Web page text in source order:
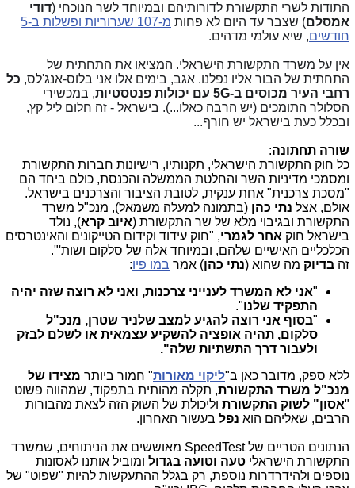
התודות לשרי התקשורת לדורותיהם ובמיוחד לשר הנוכחי ( דודי
אמסלם) שצבר עד היום לא פחות
מ-107 שערוריות ופשלות ב-5
חודשים, שיא עולמי מדהים.
אין על משרד התקשורת הישראלי. המציאו את התחתית של
התחתית של הבור אליו נפלנו. אגב, בימים אלו אני בלוס-אנג'לס,כל
רחבי העיר מכוסים ב-5G עם יכולות פנטסטיות
, במכשירי
הסלולר התומכים (יש הרבה כאלו...). בישראל - זה חלום ליל קץ,
ובכלל כעת בישראל יש חורף...
שורה תחתונה:
כל חוק התקשורת הישראלי, תקנותיו, רישיונות חברות התקשורת
ומסמכי מדיניות השר והחלטת הממשלה והכנסת, כולם ביחד הם
"מסכת צרכנית" אחת ענקית, לטובת הציבור והצרכנים בישראל.
אולם, אצלנתי כהן(בתמונה למעלה משמאל), מנכ"ל משרד
התקשורת ובגיבוי מלא של שר התקשורת ( איוב קרא), נולד
בישראל חוקאחר לגמרי, "חוק עידוד וקידום הטייקונים והאינטרסים
הכלכליים האישיים שלהם, ובמיוחד אלה של סלקום ושות'".
זהבדיוקמה שהוא ( נתי כהן) אמרבמו פיו:
אני לא המשרד לענייני צרכנות, ואני לא רוצה שזה יהיה
התפקיד שלנו".
בסוף אני רוצה להגיע למצב שלניר שטרן, מנכ"ל
סלקום, תהיה אופציה להשקיע עצמאית או לשלם לבזק
ולעבור דרך התשתיות שלה".
ללא ספק, מדובר כאן ב"ליקוי מאורות" חמור ביותרמצידו של
מנכ"ל משרד התקשורת, תקלה מהותית בתפקוד, שמהווה פשוט
אסון" לשוק התקשורתוליכולת של השוק הזה לצאת מהבורות
הרבים, שאליהם הואנפלבעשור האחרון.
הנתונים הטריים של SpeedTest מאוששים את הניתוחים, שמשרד
התקשורת הישראליטעה וטועה בגדולומוביל אותנו לאסונות
נוספים ולהידרדרות נוספת, רק בגלל ההתעקשות להיות "שפוט" של